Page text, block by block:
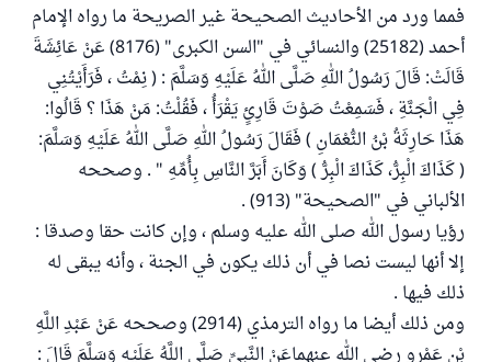
فمما ورد من الأحاديث الصحيحة غير الصريحة ما رواه الإمام
أحمد (25182) والنسائي في "السن الكبرى" (8176) عَنْ عَائِشَةَ
قَالَتْ: قَالَ رَسُولُ اللهِ صَلَّى اللهُ عَلَيْهِ وَسَلَّمَ : ( نِمْتُ ، فَرَأَيْتُنِي
فِي الْجَنَّةِ ، فَسَمِعْتُ صَوْتَ قَارِئٍ يَقْرَأُ ، فَقُلْتُ: مَنْ هَذَا ؟ قَالُوا:
هَذَا حَارِثَةُ بْنُ النُّعْمَانِ ) فَقَالَ رَسُولُ اللهِ صَلَّى اللهُ عَلَيْهِ وَسَلَّمَ:
( كَذَاكَ الْبِرُّ، كَذَاكَ الْبِرُّ ) وَكَانَ أَبَرَّ النَّاسِ بِأُمِّهِ " . وصححه
الألباني في "الصحيحة" (913) .
رؤيا رسول الله صلى الله عليه وسلم ، وإن كانت حقا وصدقا :
إلا أنها ليست نصا في أن ذلك يكون في الجنة ، وأنه يبقى له
ذلك فيها .
ومن ذلك أيضا ما رواه الترمذي (2914) وصححه عَنْ عَبْدِ اللَّهِ
بْنِ عَمْرٍو رضي الله عنهماعَنْ النَّبِيِّ صَلَّى اللَّهُ عَلَيْهِ وَسَلَّمَ قَالَ :